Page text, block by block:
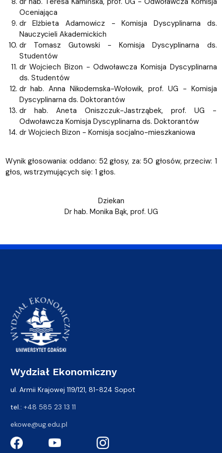
Oceniająca
dr Elżbieta Adamowicz - Komisja Dyscyplinarna ds.
Nauczycieli Akademickich
dr Tomasz Gutowski - Komisja Dyscyplinarna ds.
Studentów
dr Wojciech Bizon - Odwoławcza Komisja Dyscyplinarna
ds. Studentów
dr hab. Anna Nikodemska-Wołowik, prof. UG - Komisja
Dyscyplinarna ds. Doktorantów
dr hab. Aneta Oniszczuk-Jastrząbek, prof. UG -
Odwoławcza Komisja Dyscyplinarna ds. Doktorantów
dr Wojciech Bizon - Komisja socjalno-mieszkaniowa
Wynik głosowania: oddano: 52 głosy, za: 50 głosów, przeciw: 1
głos, wstrzymujących się: 1 głos.
Dziekan
Dr hab. Monika Bąk, prof. UG
Wydział Ekonomiczny
ul. Armii Krajowej 119/121, 81-824 Sopot
tel.: +48 585 23 13 11
ekowe@ug.edu.pl